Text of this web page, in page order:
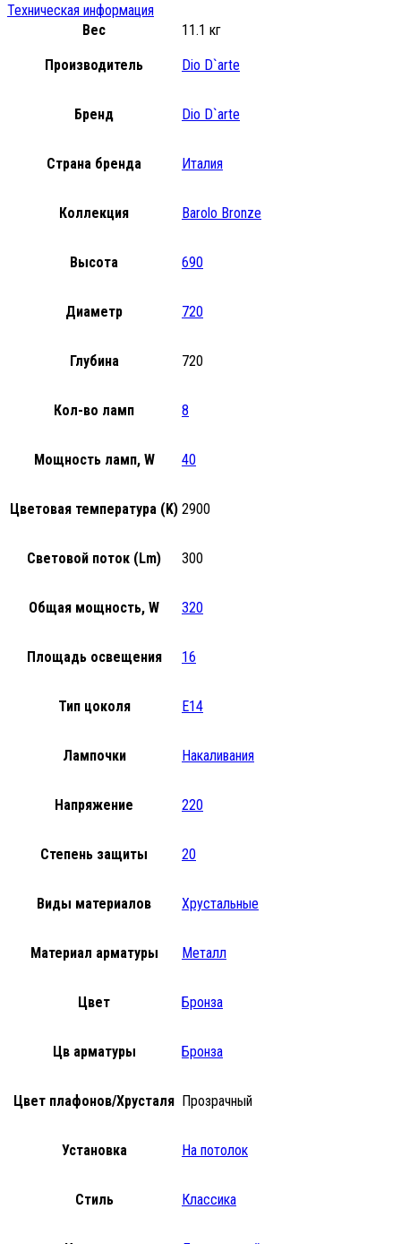
Техническая информация
Вес
11.1 кг
Производитель Dio D`arte
Бренд Dio D`arte
Страна бренда Италия
Коллекция Barolo Bronze
Высота 690
Диаметр 720
Глубина 720
Кол-во ламп 8
Мощность ламп, W 40
Цветовая температура (K) 2900
Световой поток (Lm) 300
Общая мощность, W 320
Площадь освещения 16
Тип цоколя E14
Лампочки Накаливания
Напряжение 220
Степень защиты 20
Виды материалов Хрустальные
Материал арматуры Металл
Цвет Бронза
Цв арматуры Бронза
Цвет плафонов/Хрусталя Прозрачный
Установка На потолок
Стиль Классика